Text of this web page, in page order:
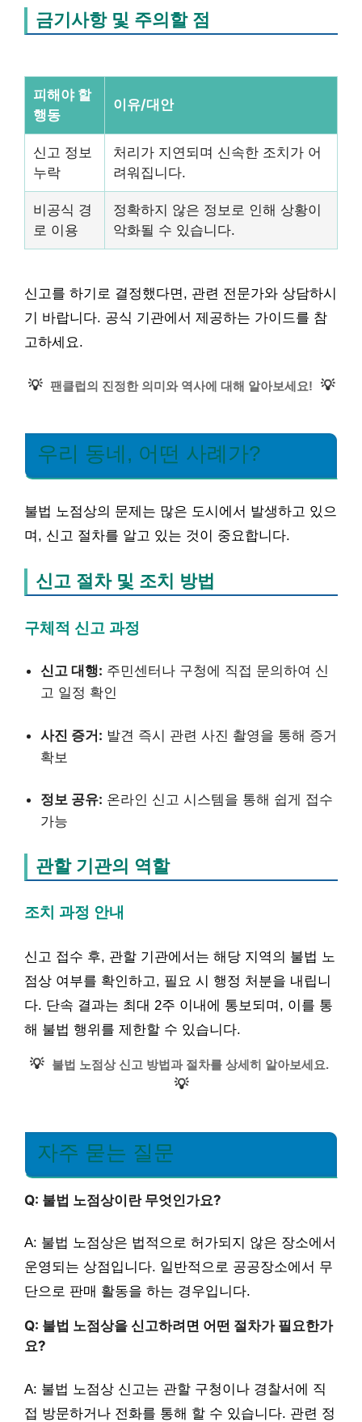
금기사항 및 주의할 점
피해야 할
행동
이유/대안
신고 정보
누락
처리가 지연되며 신속한 조치가 어
려워집니다.
비공식 경
로 이용
정확하지 않은 정보로 인해 상황이
악화될 수 있습니다.
신고를 하기로 결정했다면, 관련 전문가와 상담하시
기 바랍니다. 공식 기관에서 제공하는 가이드를 참
고하세요.
💡 팬클럽의 진정한 의미와 역사에 대해 알아보세요! 💡
우리 동네, 어떤 사례가?
불법 노점상의 문제는 많은 도시에서 발생하고 있으
며, 신고 절차를 알고 있는 것이 중요합니다.
신고 절차 및 조치 방법
구체적 신고 과정
신고 대행: 주민센터나 구청에 직접 문의하여 신
고 일정 확인
사진 증거: 발견 즉시 관련 사진 촬영을 통해 증거
확보
정보 공유: 온라인 신고 시스템을 통해 쉽게 접수
가능
관할 기관의 역할
조치 과정 안내
신고 접수 후, 관할 기관에서는 해당 지역의 불법 노
점상 여부를 확인하고, 필요 시 행정 처분을 내립니
다. 단속 결과는 최대 2주 이내에 통보되며, 이를 통
해 불법 행위를 제한할 수 있습니다.
💡 불법 노점상 신고 방법과 절차를 상세히 알아보세요.
💡
자주 묻는 질문
Q: 불법 노점상이란 무엇인가요?
A: 불법 노점상은 법적으로 허가되지 않은 장소에서
운영되는 상점입니다. 일반적으로 공공장소에서 무
단으로 판매 활동을 하는 경우입니다.
Q: 불법 노점상을 신고하려면 어떤 절차가 필요한가
요?
A: 불법 노점상 신고는 관할 구청이나 경찰서에 직
접 방문하거나 전화를 통해 할 수 있습니다. 관련 정